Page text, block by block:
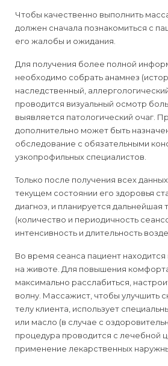
Чтобы качественно выполнить
должен сначала познакомиться с
его жалобы и ожидания.
Для получения более полной
необходимо собрать анамнез
наследственный,
проводится визуальный осмотр
выявляется патологический очаг.
дополнительно может быть
обследование с обязательными
узкопрофильных специалистов.
Только после получения всех
текущем состоянии его здоровья
диагноз, и планируется дальнейшая
(количество и периодичность
интенсивность и длительность
Во время сеанса пациент
на животе. Для повышения
максимально расслабиться,
волну. Массажист, чтобы улучшить
телу клиента, использует
или масло (в случае с
процедура проводится с лечебной
применение лекарственных